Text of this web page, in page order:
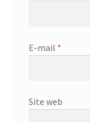
E-mail *
Site web